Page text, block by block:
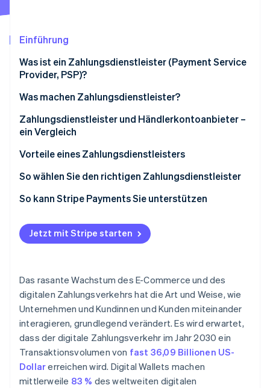
CO₂-Entnahme
Identity
Online-Identitätsprüfung
Stripe-Sessions 2026
Erfahren Sie, wie Stripe Lösungen für die
Jetzt ansehen
Einführung
Was ist ein Zahlungsdienstleister (Payment Service
Provider, PSP)?
Was machen Zahlungsdienstleister?
Zahlungsdienstleister und Händlerkontoanbieter –
ein Vergleich
Zahlungsdienstleister:
Anbieter von Händlerkonten:
Vorteile eines Zahlungsdienstleisters
So wählen Sie den richtigen Zahlungsdienstleister
So kann Stripe Payments Sie unterstützen
Jetzt mit Stripe starten
Das rasante Wachstum des E-Commerce und des
digitalen Zahlungsverkehrs hat die Art und Weise, wie
Unternehmen und Kundinnen und Kunden miteinander
interagieren, grundlegend verändert. Es wird erwartet,
dass der digitale Zahlungsverkehr im Jahr 2030 ein
Transaktionsvolumen von fast 36,09 Billionen US-
Dollarerreichen wird. Digital Wallets machen
mittlerweile 83 % des weltweiten digitalen